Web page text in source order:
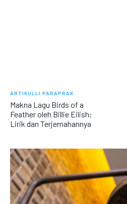
ARTIKULLI PARAPRAK
Makna Lagu Birds of a
Feather oleh Billie Eilish:
Lirik dan Terjemahannya